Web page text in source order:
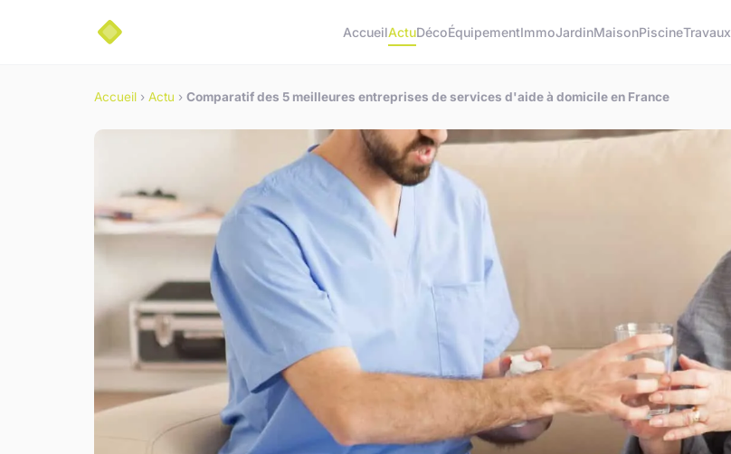
AccueilActuDécoÉquipementImmoJardinMaisonPiscineTravaux
Accueil › Actu › Comparatif des 5 meilleures entreprises de services d'aide à domicile en France